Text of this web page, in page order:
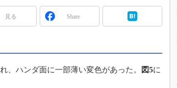
見る Share
ハンダ面に一部薄い変色があった。 図5に